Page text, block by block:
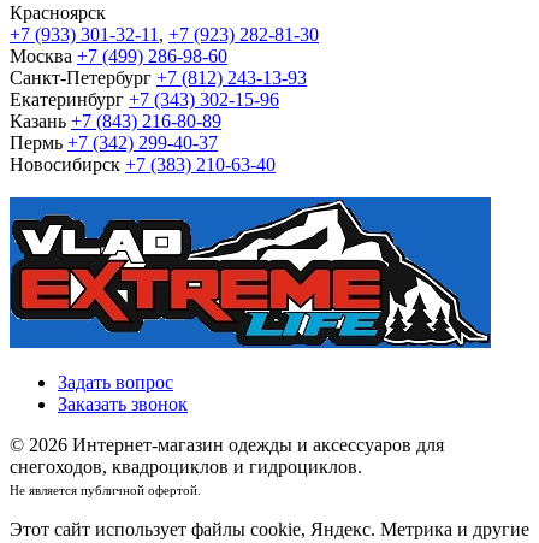
Красноярск
+7 (933) 301-32-11 , +7 (923) 282-81-30
Москва +7 (499) 286-98-60
Санкт-Петербург +7 (812) 243-13-93
Екатеринбург +7 (343) 302-15-96
Казань +7 (843) 216-80-89
Пермь +7 (342) 299-40-37
Новосибирск +7 (383) 210-63-40
Задать вопрос
Заказать звонок
© 2026 Интернет-магазин одежды и аксессуаров для
снегоходов, квадроциклов и гидроциклов.
Не является публичной офертой.
Этот сайт использует файлы cookie, Яндекс. Метрика и другие